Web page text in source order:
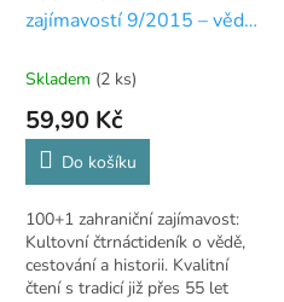
zajímavostí 9/2015 – věda,
Skladem (2 ks)
59,90 Kč
Do košíku
100+1 zahraniční zajímavost:
Kultovní čtrnáctideník o vědě,
cestování a historii. Kvalitní
čtení s tradicí již přes 55 let